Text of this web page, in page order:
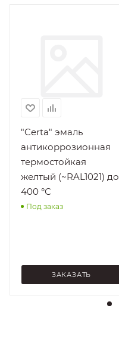
"Certa" эмаль
антикоррозионная
термостойкая
желтый (~RAL1021) до
400 °С
Под заказ
ЗАКАЗАТЬ